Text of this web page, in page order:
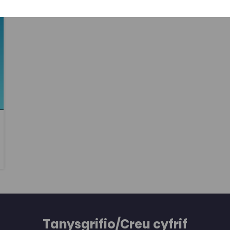
i Ffrainc, a chwaraeodd hyn ran allweddol yn
Tanysgrifio/Creu cyfrif